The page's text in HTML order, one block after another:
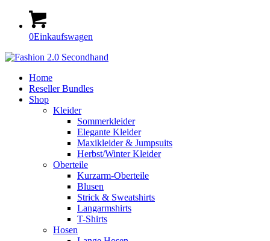
0Einkaufswagen
Home
Reseller Bundles
Shop
Kleider
Sommerkleider
Elegante Kleider
Maxikleider & Jumpsuits
Herbst/Winter Kleider
Oberteile
Kurzarm-Oberteile
Blusen
Strick & Sweatshirts
Langarmshirts
T-Shirts
Hosen